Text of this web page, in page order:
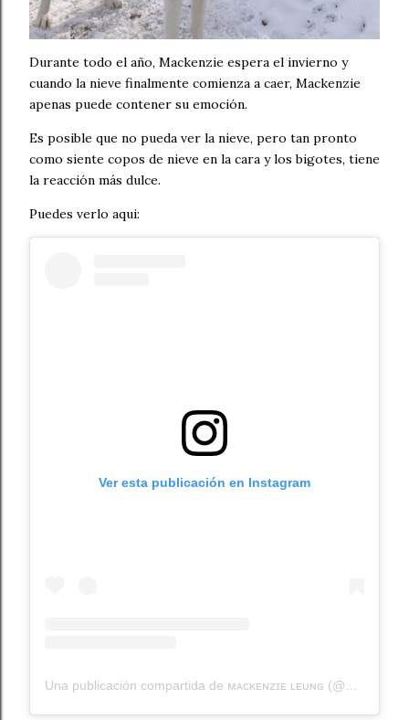
Durante todo el año, Mackenzie espera el invierno y
cuando la nieve finalmente comienza a caer, Mackenzie
apenas puede contener su emoción.
Es posible que no pueda ver la nieve, pero tan pronto
como siente copos de nieve en la cara y los bigotes, tiene
la reacción más dulce.
Puedes verlo aqui:
Ver esta publicación en Instagram